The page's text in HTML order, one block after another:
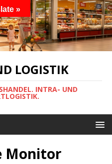
LOGISTIK
INTRA- UND
Monitor
»